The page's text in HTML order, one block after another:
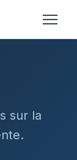
sur la